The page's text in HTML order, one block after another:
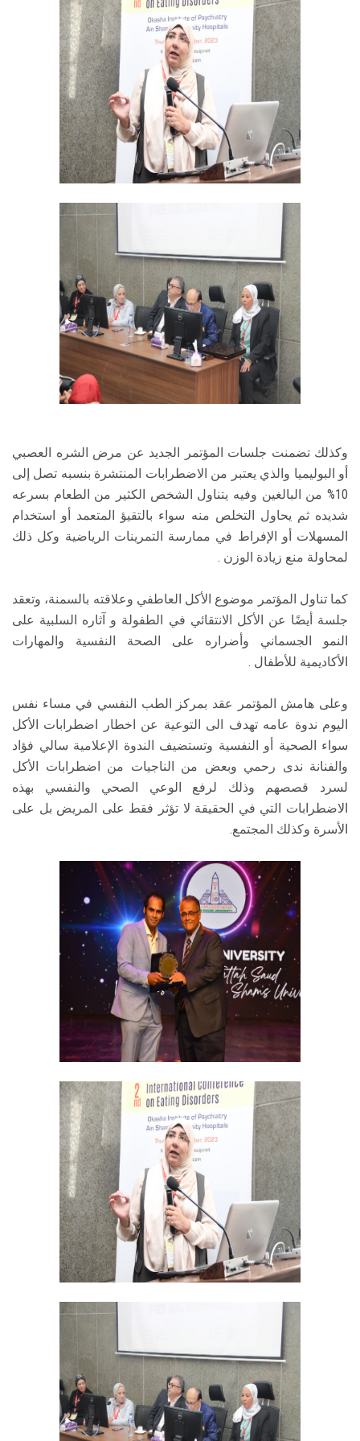
وكذلك تضمنت جلسات المؤتمر الجديد عن مرض الشره العصبي
أو البوليميا والذي يعتبر من الاضطرابات المنتشرة بنسبه تصل إلى
10% من البالغين وفيه يتناول الشخص الكثير من الطعام بسرعه
شديده ثم يحاول التخلص منه سواء بالتقيؤ المتعمد أو استخدام
المسهلات أو الإفراط في ممارسة التمرينات الرياضية وكل ذلك
لمحاولة منع زيادة الوزن .
كما تناول المؤتمر موضوع الأكل العاطفي وعلاقته بالسمنة، وتعقد
جلسة أيضًا عن الأكل الانتقائي في الطفولة و آثاره السلبية على
النمو الجسماني وأضراره على الصحة النفسية والمهارات
الأكاديمية للأطفال .
وعلى هامش المؤتمر عقد بمركز الطب النفسي في مساء نفس
اليوم ندوة عامه تهدف الى التوعية عن اخطار اضطرابات الأكل
سواء الصحية أو النفسية وتستضيف الندوة الإعلامية سالي فؤاد
والفنانة ندى رحمي وبعض من الناجيات من اضطرابات الأكل
لسرد قصصهم وذلك لرفع الوعي الصحي والنفسي بهذه
الاضطرابات التي في الحقيقة لا تؤثر فقط على المريض بل على
الأسرة وكذلك المجتمع.